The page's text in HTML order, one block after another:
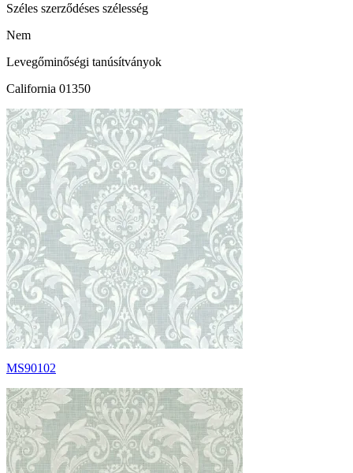
Széles szerződéses szélesség
Nem
Levegőminőségi tanúsítványok
California 01350
MS90102